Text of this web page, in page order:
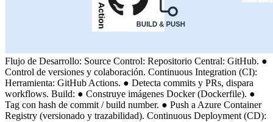
Flujo de Desarrollo: Source Control: Repositorio Central: GitHub. ●
Control de versiones y colaboración. Continuous Integration (CI):
Herramienta: GitHub Actions. ● Detecta commits y PRs, dispara
workflows. Build: ● Construye imágenes Docker (Dockerfile). ●
Tag con hash de commit / build number. ● Push a Azure Container
Registry (versionado y trazabilidad). Continuous Deployment (CD):